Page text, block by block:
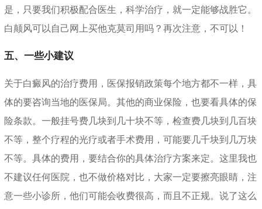
是，只要我们积极配合医生，科学治疗，就一定能够战胜它。
白颠风可以自己网上买他克莫司用吗？再次注意，不可以！
五、一些小建议
关于白癜风的治疗费用，医保报销政策每个地方都不一样，具
体的要咨询当地的医保局。其他的商业保险，也要看具体的保
险条款。一般挂号费几块到几十块不等，检查费几块到几百块
不等，整个疗程的光疗或者手术费用，可能要几千块到几万块
不等。具体的费用，要结合你的具体治疗方案来定。这里我也
不建议任何医院，也不做价格对比，大家一定要擦亮眼睛，注
意一些小诊所，他们可能会收费很高，而且不正规。说了这么